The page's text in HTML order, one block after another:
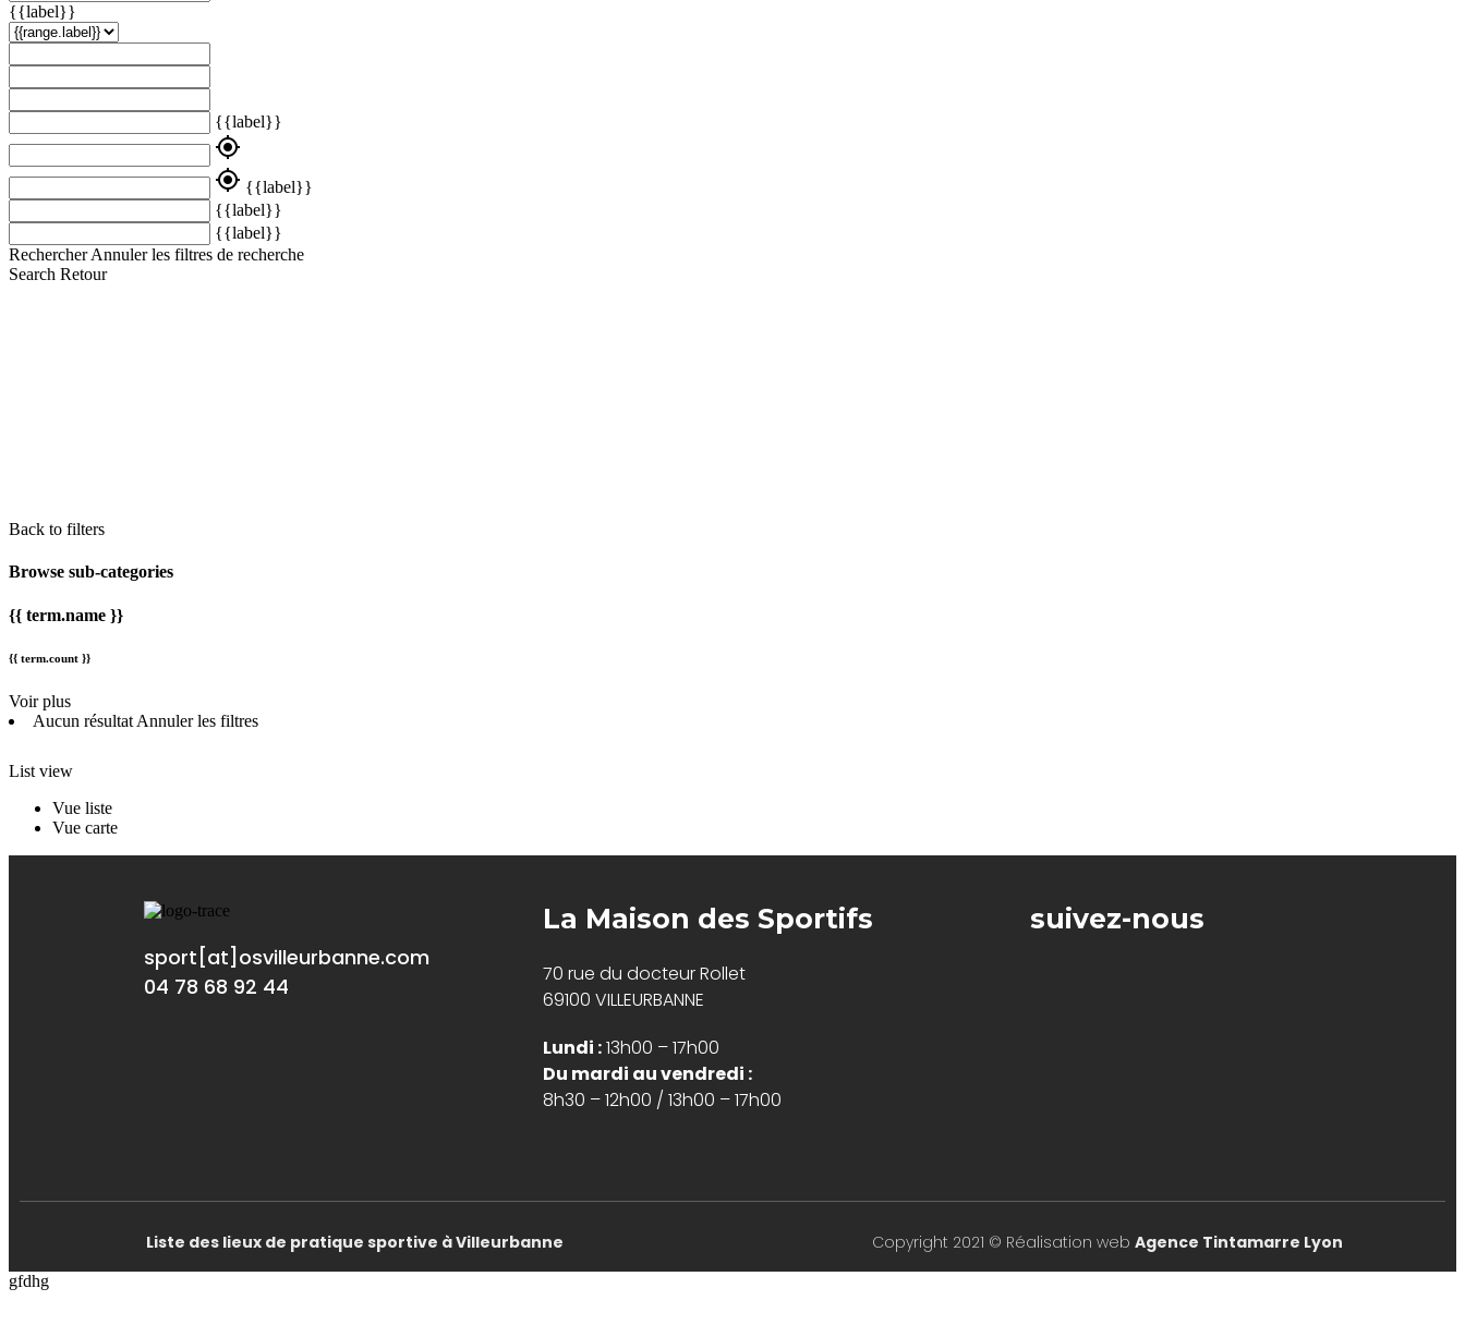
{{label}}
{{label}}
my_location
my_location {{label}}
{{label}}
{{label}}
Rechercher Annuler les filtres de recherche
Search Retour
Back to filters
Browse sub-categories
{{ term.name }}
{{ term.count }}
Voir plus
Aucun résultatAnnuler les filtres
List view
Vue liste
Vue carte
sport[at]osvilleurbanne.com
04 78 68 92 44
La Maison des Sportifs
70 rue du docteur Rollet
69100 VILLEURBANNE
Lundi :13h00 – 17h00
Du mardi au vendredi :
8h30 – 12h00 / 13h00 – 17h00
suivez-nous
Liste des lieux de pratique sportive à Villeurbanne Copyright 2021 © Réalisation web Agence Tintamarre Lyon
gfdhg